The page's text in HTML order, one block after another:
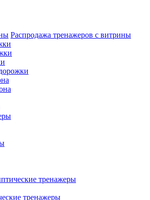
Распродажа тренажеров с витрины
тренажеры
тренажеры